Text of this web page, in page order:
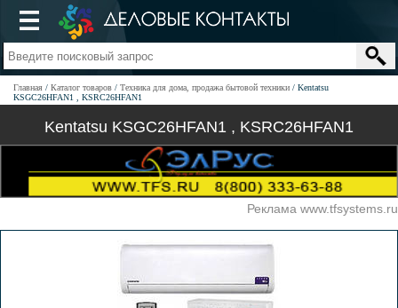
Главная Каталог товаров Техника для дома, продажа бытовой техники
Kentatsu
KSGC26HFAN1 , KSRC26HFAN1
Kentatsu KSGC26HFAN1 , KSRC26HFAN1
Реклама www.tfsystems.ru